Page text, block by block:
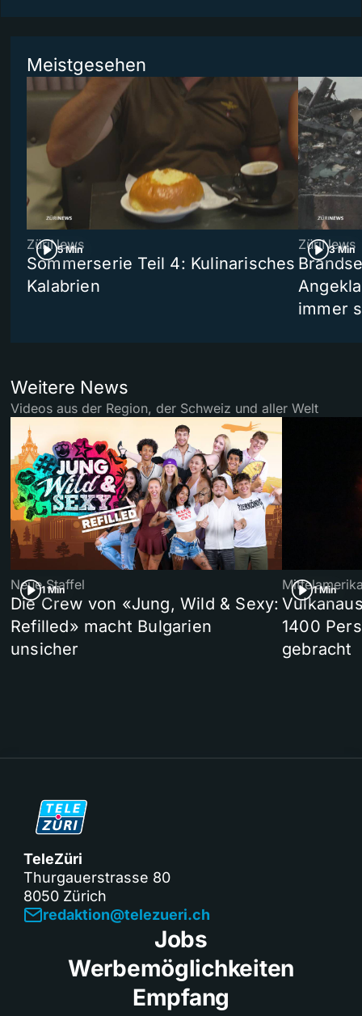
Meistgesehen
5 Min
ZüriNews
Sommerserie Teil 4: Kulinarisches
Kalabrien
3 Min
ZüriNews
immer
Weitere News
Videos aus der Region, der Schweiz und aller Welt
1 Min
Neue Staffel
Die Crew von «Jung, Wild & Sexy:
Refilled» macht Bulgarien
unsicher
1 Min
1400
gebracht
TeleZüri
Thurgauerstrasse 80
8050 Zürich
redaktion@telezueri.ch
Jobs
Werbemöglichkeiten
Empfang